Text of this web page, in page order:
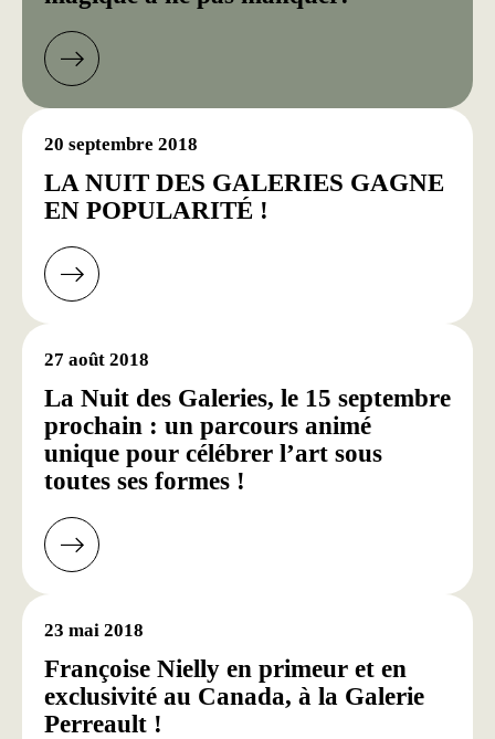
LA NUIT DES GALERIES GAGNE
EN POPULARITÉ !
20 septembre 2018
La Nuit des Galeries, le 15 septembre
prochain : un parcours animé
unique pour célébrer l’art sous
toutes ses formes !
27 août 2018
Françoise Nielly en primeur et en
exclusivité au Canada, à la Galerie
Perreault !
23 mai 2018